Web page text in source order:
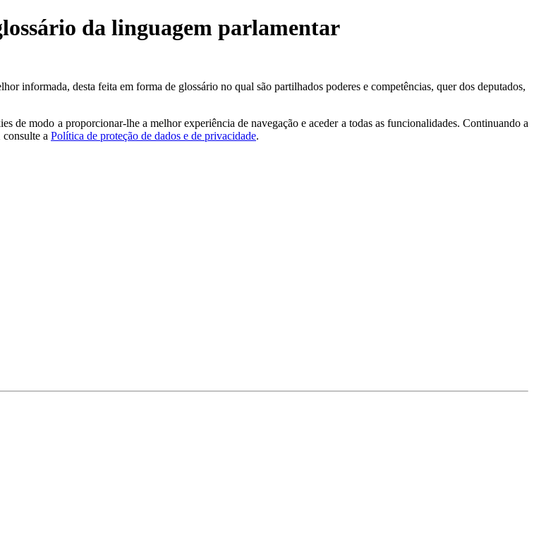
da linguagem parlamentar
informada, desta feita em forma de glossário no qual são partilhados poderes e competências, quer dos deputados,
de modo a proporcionar-lhe a melhor experiência de navegação e aceder a todas as funcionalidades. Continuando a
a Política de proteção de dados e de privacidade.